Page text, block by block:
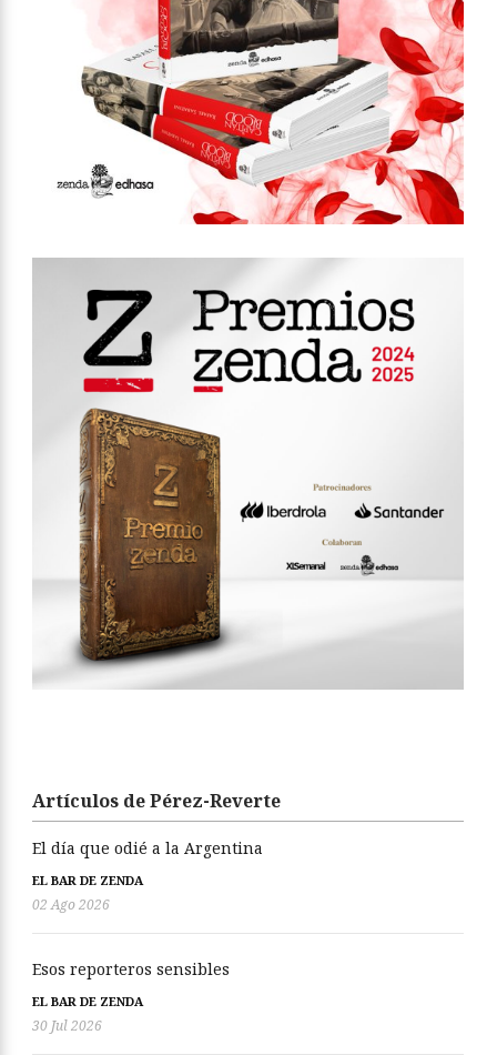
Artículos de Pérez-Reverte
El día que odié a la Argentina
EL BAR DE ZENDA
02 Ago 2026
Esos reporteros sensibles
EL BAR DE ZENDA
30 Jul 2026